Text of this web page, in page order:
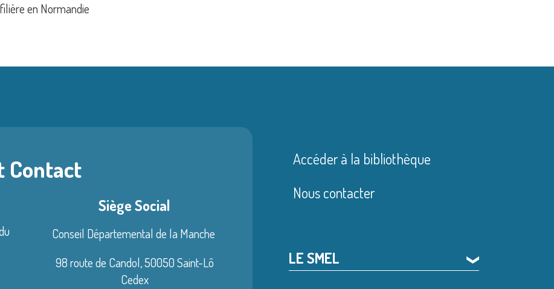
en Normandie
Contact
Siège Social
Conseil Départemental de la Manche
98 route de Candol,50050 Saint-Lô
Cedex
Accéder à la bibliothèque
Nous contacter
LE SMEL ❯